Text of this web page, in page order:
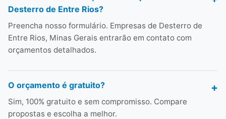
Desterro de Entre Rios?
Preencha nosso formulário. Empresas de Desterro de
Entre Rios, Minas Gerais entrarão em contato com
orçamentos detalhados.
O orçamento é gratuito?
Sim, 100% gratuito e sem compromisso. Compare
propostas e escolha a melhor.